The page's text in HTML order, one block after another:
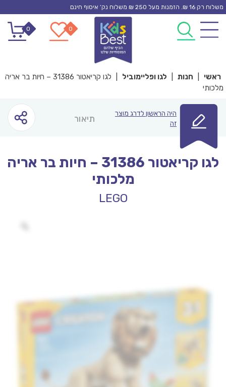
Skip
content
משלוח רק 16 ₪. הזמנות מעל 250 ₪ משלוח נק’ איסוף חינם
0
0
ראשי חנות לגו ופליימוביל
לגו קריאטור 31386 – חיות בר אריה
מלכותי
היה הראשון לדרג מוצר
זה
תיאור
לגו קריאטור 31386 – חיות בר אריה
מלכותי
LEGO